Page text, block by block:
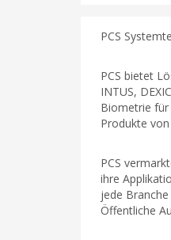
PCS
PCS bietet
INTUS,
Biometrie für
Produkte von
PCS
ihre
jede
Öffentliche